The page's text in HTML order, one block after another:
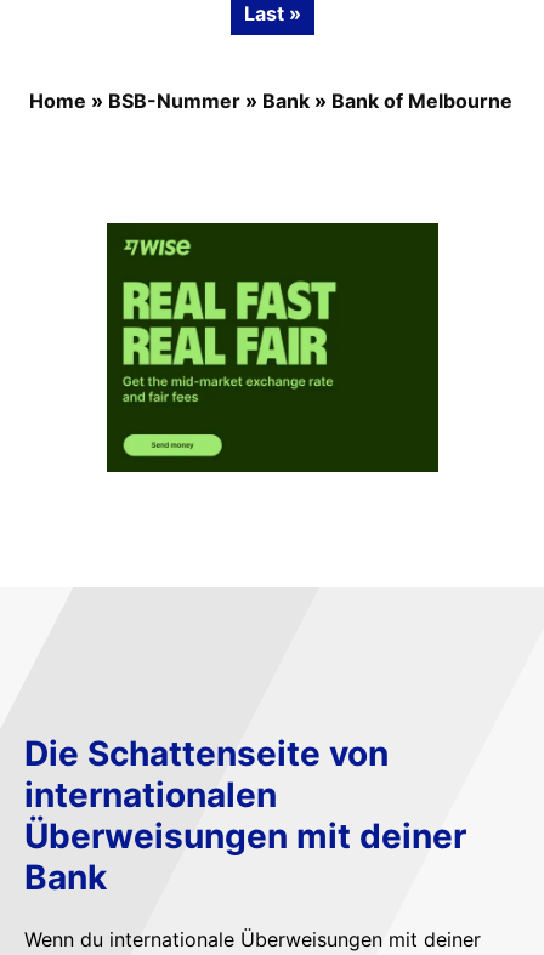
Last »
Home » BSB-Nummer » Bank » Bank of Melbourne
Die Schattenseite von
internationalen
Überweisungen mit deiner
Bank
Wenn du internationale Überweisungen mit deiner